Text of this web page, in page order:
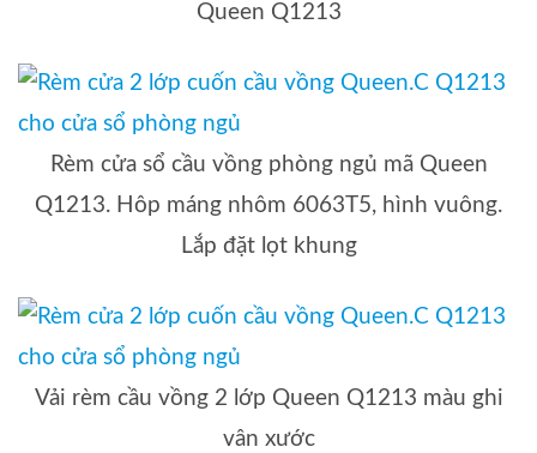
Queen Q1213
Rèm cửa sổ cầu vồng phòng ngủ mã Queen
Q1213. Hôp máng nhôm 6063T5, hình vuông.
Lắp đặt lọt khung
Vải rèm cầu vồng 2 lớp Queen Q1213 màu ghi
vân xước